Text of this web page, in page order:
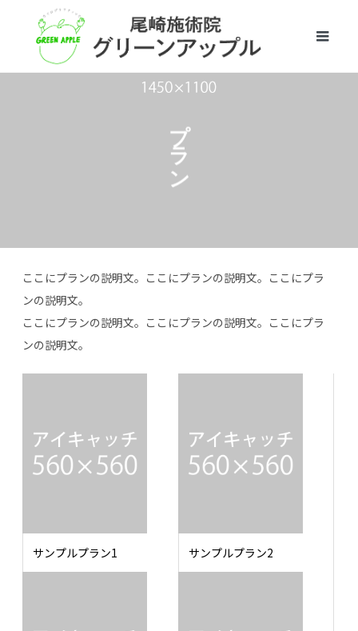
プラン
ここにプランの説明文。ここにプランの説明文。ここにプラ
ンの説明文。
ここにプランの説明文。ここにプランの説明文。ここにプラ
ンの説明文。
サンプルプラン1 サンプルプラン2